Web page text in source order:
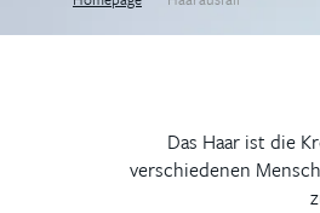
Das Haar ist die
verschiedenen